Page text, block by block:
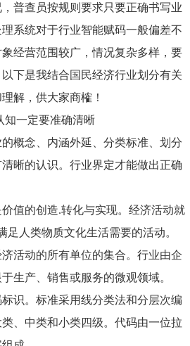
普查员按规则要求只要正确书写业
系统对于行业智能赋码一般偏差不
经营范围较广，情况复杂多样，要
下是我结合国民经济行业划分有关
解，供大家商榷！
知一定要准确清晰
概念、内涵外延、分类标准、划分
晰的认识。行业界定才能做出正确
价值的创造.转化与实现。经济活动就
足人类物质文化生活需要的活动。
活动的所有单位的集合。行业由企
生产、销售或服务的微观领域。
识。标准采用线分类法和分层次编
、中类和小类四级。代码由一位拉